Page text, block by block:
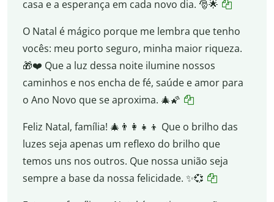
casa e a esperança em cada novo dia. 🎅🌟
O Natal é mágico porque me lembra que tenho
vocês: meu porto seguro, minha maior riqueza.
🎁❤️ Que a luz dessa noite ilumine nossos
caminhos e nos encha de fé, saúde e amor para
o Ano Novo que se aproxima. 🎄🌠
Feliz Natal, família! 🎄👨‍👩‍👧‍👦 Que o brilho das
luzes seja apenas um reflexo do brilho que
temos uns nos outros. Que nossa união seja
sempre a base da nossa felicidade. ✨💞